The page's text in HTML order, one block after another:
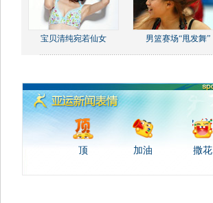
宝贝清纯宛若仙女 男篮赛场“甩发舞”
顶 加油 撒花